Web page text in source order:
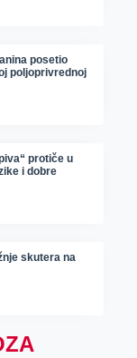
posetio
poljoprivrednoj
protiče u
i dobre
skutera na